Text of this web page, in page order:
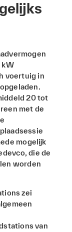
kW
voertuig in
20 tot
met de
mogelijk
die de
worden
zei
van